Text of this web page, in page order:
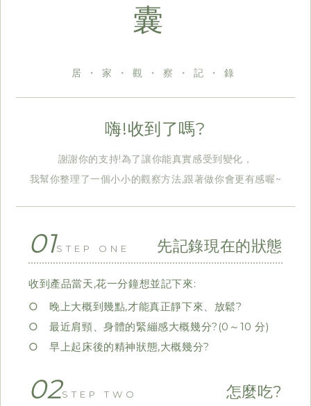
囊
居・家・觀・察・記・錄
嗨!收到了嗎?
謝謝你的支持!為了讓你能真實感受到變化，
我幫你整理了一個小小的觀察方法,跟著做你會更有感喔~
01STEP ONE 先記錄現在的狀態
收到產品當天,花一分鐘想並記下來:
○ 晚上大概到幾點,才能真正靜下來、放鬆?
○ 最近肩頸、身體的緊繃感大概幾分?(0～10 分)
○ 早上起床後的精神狀態,大概幾分?
02STEP TWO 怎麼吃?